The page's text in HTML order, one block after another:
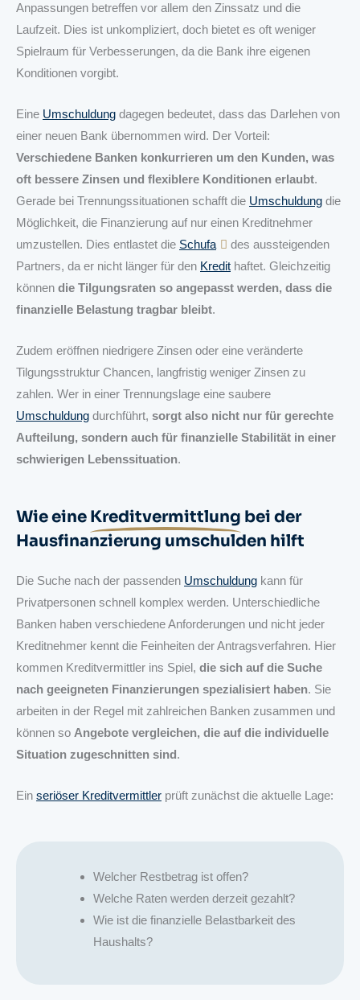
Anpassungen betreffen vor allem den Zinssatz und die
Laufzeit. Dies ist unkompliziert, doch bietet es oft weniger
Spielraum für Verbesserungen, da die Bank ihre eigenen
Konditionen vorgibt.
Eine Umschuldung dagegen bedeutet, dass das Darlehen von
einer neuen Bank übernommen wird. Der Vorteil:
Verschiedene Banken konkurrieren um den Kunden, was
oft bessere Zinsen und flexiblere Konditionen erlaubt.
Gerade bei Trennungssituationen schafft die Umschuldung die
Möglichkeit, die Finanzierung auf nur einen Kreditnehmer
umzustellen. Dies entlastet die Schufa
des aussteigenden
Partners, da er nicht länger für den Kredit haftet. Gleichzeitig
können die Tilgungsraten so angepasst werden, dass die
finanzielle Belastung tragbar bleibt.
Zudem eröffnen niedrigere Zinsen oder eine veränderte
Tilgungsstruktur Chancen, langfristig weniger Zinsen zu
zahlen. Wer in einer Trennungslage eine saubere
Umschuldung durchführt, sorgt also nicht nur für gerechte
Aufteilung, sondern auch für finanzielle Stabilität in einer
schwierigen Lebenssituation.
Wie eine Kreditvermittlung bei der
Hausfinanzierung umschulden hilft
Die Suche nach der passenden Umschuldung kann für
Privatpersonen schnell komplex werden. Unterschiedliche
Banken haben verschiedene Anforderungen und nicht jeder
Kreditnehmer kennt die Feinheiten der Antragsverfahren. Hier
kommen Kreditvermittler ins Spiel, die sich auf die Suche
nach geeigneten Finanzierungen spezialisiert haben. Sie
arbeiten in der Regel mit zahlreichen Banken zusammen und
können so Angebote vergleichen, die auf die individuelle
Situation zugeschnitten sind.
Ein seriöser Kreditvermittler prüft zunächst die aktuelle Lage:
Welcher Restbetrag ist offen?
Welche Raten werden derzeit gezahlt?
Wie ist die finanzielle Belastbarkeit des
Haushalts?